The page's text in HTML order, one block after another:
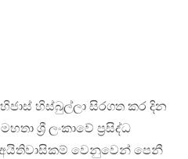
හිස්බුල්ලා සිරගත කර දින
ශ්‍රී ලංකාවේ ප්‍රසිද්ධ
වෙනුවෙන් පෙනී